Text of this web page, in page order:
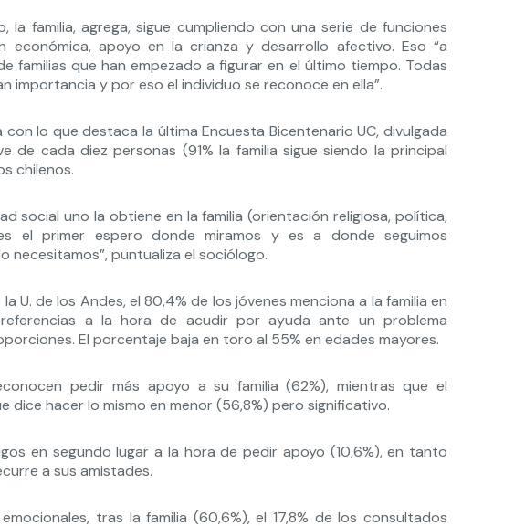
la familia, agrega, sigue cumpliendo con una serie de funciones
económica, apoyo en la crianza y desarrollo afectivo. Eso “a
familias que han empezado a figurar en el último tiempo. Todas
importancia y por eso el individuo se reconoce en ella”.
con lo que destaca la última Encuesta Bicentenario UC, divulgada
de cada diez personas (91% la familia sigue siendo la principal
chilenos.
social uno la obtiene en la familia (orientación religiosa, política,
el primer espero donde miramos y es a donde seguimos
necesitamos”, puntualiza el sociólogo.
U. de los Andes, el 80,4% de los jóvenes menciona a la familia en
a la hora de acudir por ayuda ante un problema
El porcentaje baja en toro al 55% en edades mayores.
pedir más apoyo a su familia (62%), mientras que el
dice hacer lo mismo en menor (56,8%) pero significativo.
en segundo lugar a la hora de pedir apoyo (10,6%), en tanto
a sus amistades.
tras la familia (60,6%), el 17,8% de los consultados